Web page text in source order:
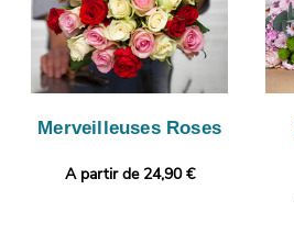
Merveilleuses Roses
A partir de 24,90 €